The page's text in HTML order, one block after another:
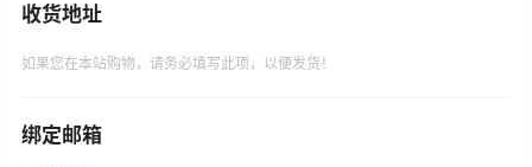
收货地址
如果您在本站购物，请务必填写此项，以便发货！
绑定邮箱